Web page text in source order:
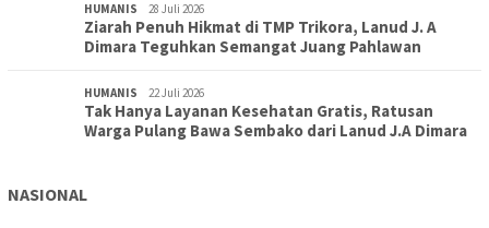
HUMANIS 28 Juli 2026
Ziarah Penuh Hikmat di TMP Trikora, Lanud J. A
Dimara Teguhkan Semangat Juang Pahlawan
HUMANIS 22 Juli 2026
Tak Hanya Layanan Kesehatan Gratis, Ratusan
Warga Pulang Bawa Sembako dari Lanud J.A Dimara
NASIONAL